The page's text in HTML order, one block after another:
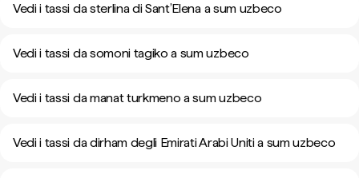
Vedi i tassi da sterlina di Sant’Elena a sum uzbeco
Vedi i tassi da somoni tagiko a sum uzbeco
Vedi i tassi da manat turkmeno a sum uzbeco
Vedi i tassi da dirham degli Emirati Arabi Uniti a sum uzbeco